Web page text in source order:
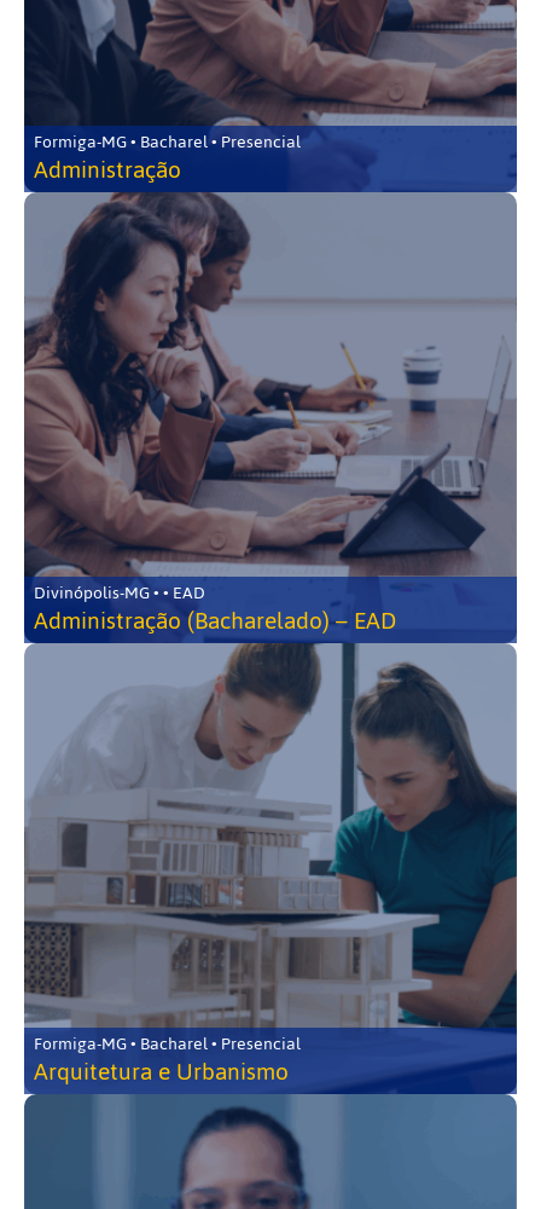
Formiga-MG • Bacharel • Presencial
Administração
Divinópolis-MG • • EAD
Administração (Bacharelado) – EAD
Formiga-MG • Bacharel • Presencial
Arquitetura e Urbanismo